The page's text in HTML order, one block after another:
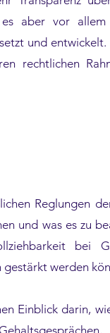
aber vor
und
rechtlichen
Reglungen
und was es zu
bei
werden
Einblick darin,